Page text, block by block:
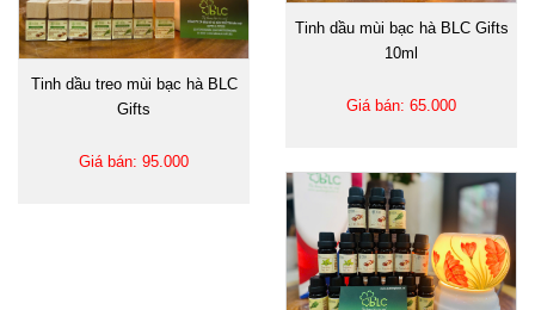
Tinh dầu treo mùi bạc hà BLC
Gifts
Giá bán: 95.000
Tinh dầu mùi bạc hà BLC Gifts
10ml
Giá bán: 65.000